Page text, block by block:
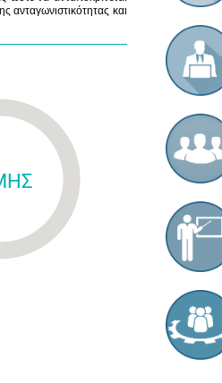
ανταγωνιστικότητας και